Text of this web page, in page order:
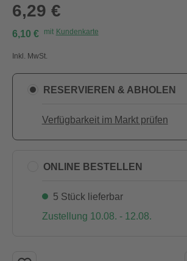
6,29 €
6,10 € mit Kundenkarte
Inkl. MwSt.
RESERVIEREN & ABHOLEN
Verfügbarkeit im Markt prüfen
ONLINE BESTELLEN
5 Stück lieferbar
Zustellung 10.08. - 12.08.